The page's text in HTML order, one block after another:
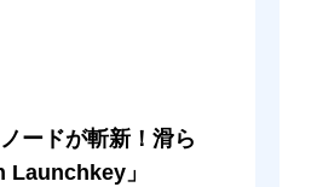
ードが斬新！滑ら
Launchkey」